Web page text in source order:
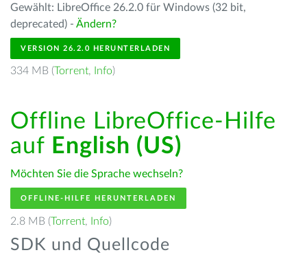
Gewählt: LibreOffice 26.2.0 für Windows (32 bit,
deprecated) - Ändern?
VERSION 26.2.0 HERUNTERLADEN
334 MB (Torrent, Info)
Offline LibreOffice-Hilfe
auf English (US)
Möchten Sie die Sprache wechseln?
OFFLINE-HILFE HERUNTERLADEN
2.8 MB (Torrent, Info)
SDK und Quellcode